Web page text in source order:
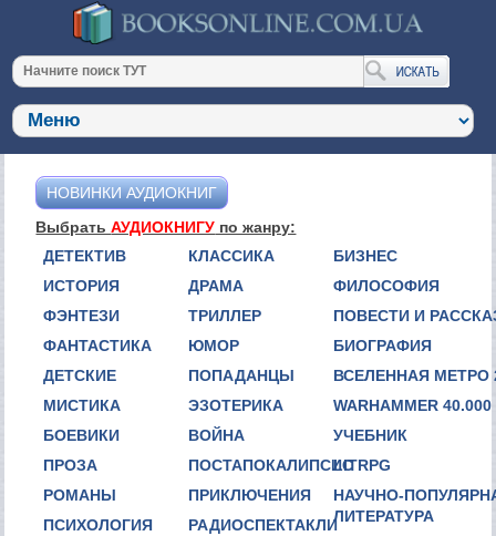
НОВИНКИ АУДИОКНИГ
ВыбратьАУДИОКНИГУ по жанру:
ДЕТЕКТИВ
ИСТОРИЯ
ФЭНТЕЗИ
ФАНТАСТИКА
ДЕТСКИЕ
МИСТИКА
БОЕВИКИ
ПРОЗА
РОМАНЫ
ПСИХОЛОГИЯ
КЛАССИКА
ДРАМА
ТРИЛЛЕР
ЮМОР
ПОПАДАНЦЫ
ЭЗОТЕРИКА
ВОЙНА
ПОСТАПОКАЛИПСИС
ПРИКЛЮЧЕНИЯ
РАДИОСПЕКТАКЛИ
БИЗНЕС
ФИЛОСОФИЯ
ПОВЕСТИ И
БИОГРАФИЯ
ВСЕЛЕННАЯ МЕТРО
WARHAMMER 40.000
УЧЕБНИК
LITRPG
НАУЧНО-
ЛИТЕРАТУРА